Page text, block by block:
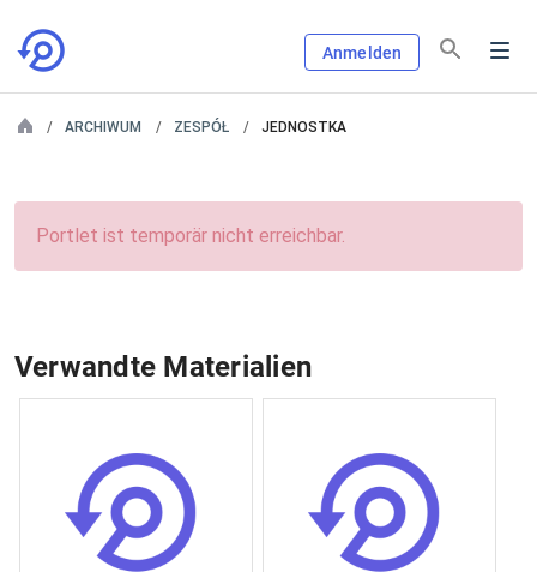
Anmelden
ARCHIWUM ZESPÓŁ JEDNOSTKA
Portlet ist temporär nicht erreichbar.
Verwandte Materialien